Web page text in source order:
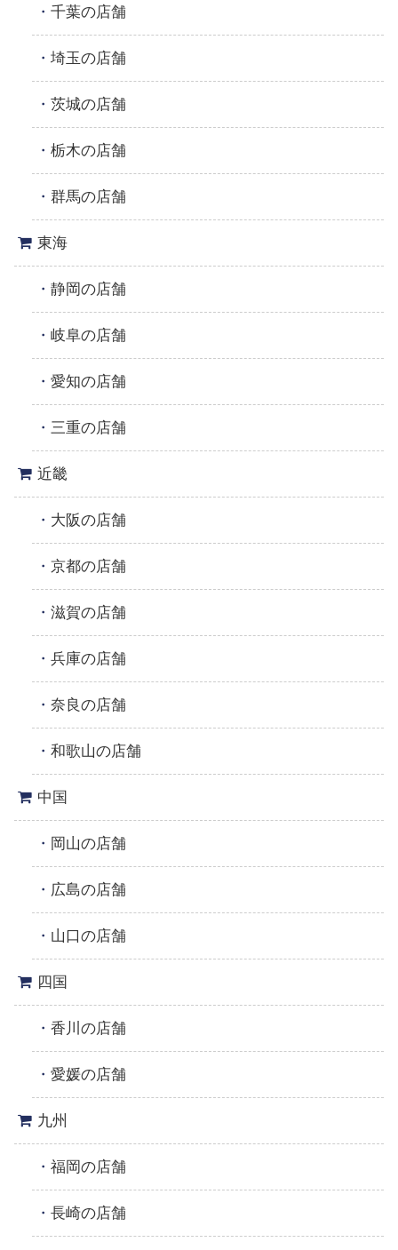
千葉の店舗
埼玉の店舗
茨城の店舗
栃木の店舗
群馬の店舗
東海
静岡の店舗
岐阜の店舗
愛知の店舗
三重の店舗
近畿
大阪の店舗
京都の店舗
滋賀の店舗
兵庫の店舗
奈良の店舗
和歌山の店舗
中国
岡山の店舗
広島の店舗
山口の店舗
四国
香川の店舗
愛媛の店舗
九州
福岡の店舗
長崎の店舗